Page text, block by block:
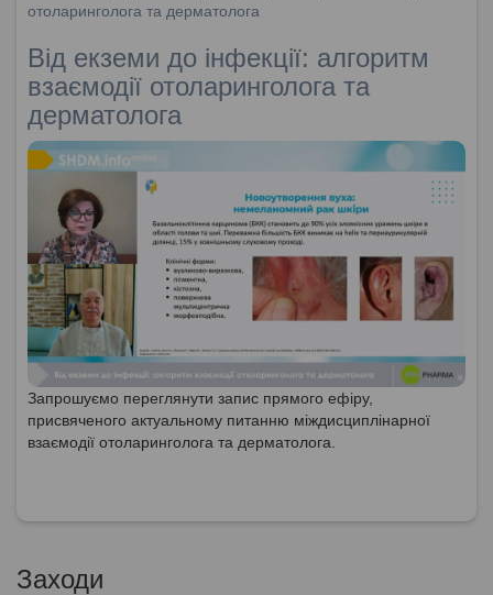
отоларинголога та дерматолога
Від екземи до інфекції: алгоритм
взаємодії отоларинголога та
дерматолога
Запрошуємо переглянути запис прямого ефіру,
присвяченого актуальному питанню міждисциплінарної
взаємодії отоларинголога та дерматолога.
Заходи